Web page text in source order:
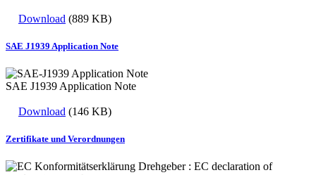
Download (889 KB)
SAE J1939 Application Note
SAE J1939 Application Note
Download (146 KB)
Zertifikate und Verordnungen